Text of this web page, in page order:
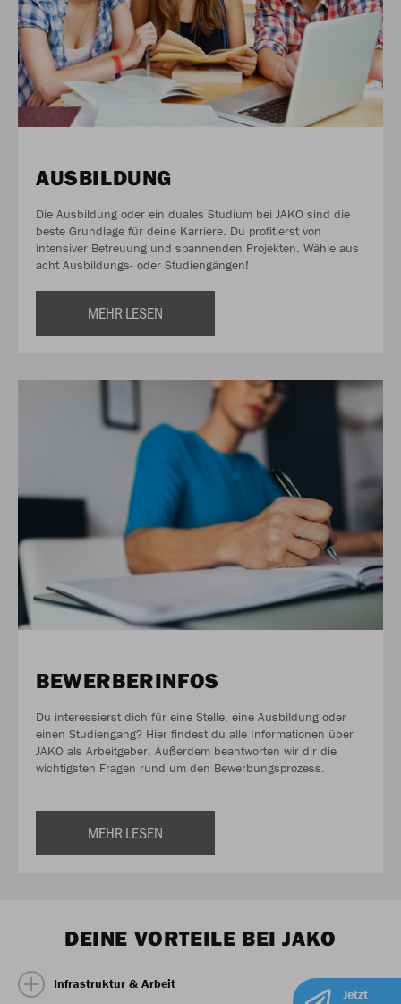
Jetzt
AUSBILDUNG
Die Ausbildung oder ein duales Studium bei JAKO sind die
beste Grundlage für deine Karriere. Du profitierst von
intensiver Betreuung und spannenden Projekten. Wähle aus
acht Ausbildungs- oder Studiengängen!
MEHR LESEN
BEWERBER­INFOS
Du interessierst dich für eine Stelle, eine Ausbildung oder
einen Studiengang? Hier findest du alle Informationen über
JAKO als Arbeitgeber. Außerdem beantworten wir dir die
wichtigsten Fragen rund um den Bewerbungsprozess.
MEHR LESEN
DEINE VORTEILE BEI JAKO
Infrastruktur & Arbeit